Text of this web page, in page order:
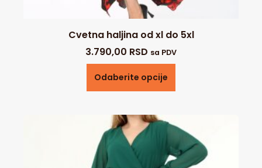
Cvetna haljina od xl do 5xl
3.790,00 RSD sa PDV
Odaberite opcije